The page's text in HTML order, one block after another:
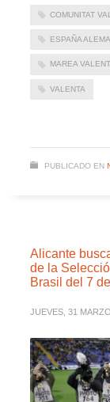
COMUNITAT
ESPAÑA
MAREA
VALENTA
PUBLICADO EN
Alicante
de la
Brasil del 7
JUEVES, 31